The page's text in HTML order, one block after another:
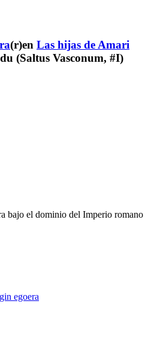
(r)en Las hijas de Amari
(Saltus Vasconum, #I)
bajo el dominio del Imperio romano
egoera